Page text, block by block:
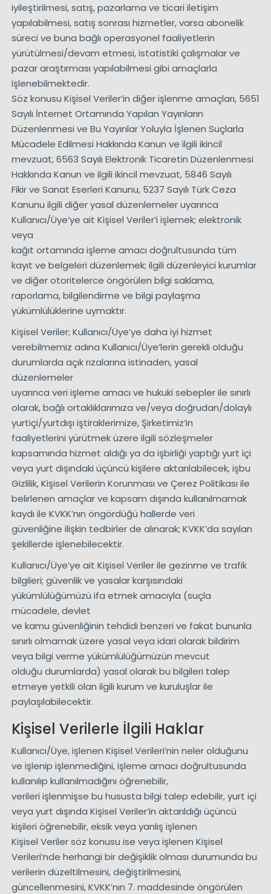
iyileştirilmesi, satış, pazarlama ve ticari iletişim
yapılabilmesi, satış sonrası hizmetler, varsa abonelik
süreci ve buna bağlı operasyonel faaliyetlerin
yürütülmesi/devam etmesi, istatistiki çalışmalar ve
pazar araştırması yapılabilmesi gibi amaçlarla
işlenebilmektedir.
Söz konusu Kişisel Veriler’in diğer işlenme amaçları, 5651
Sayılı İnternet Ortamında Yapılan Yayınların
Düzenlenmesi ve Bu Yayınlar Yoluyla İşlenen Suçlarla
Mücadele Edilmesi Hakkında Kanun ve ilgili ikincil
mevzuat, 6563 Sayılı Elektronik Ticaretin Düzenlenmesi
Hakkında Kanun ve ilgili ikincil mevzuat, 5846 Sayılı
Fikir ve Sanat Eserleri Kanunu, 5237 Sayılı Türk Ceza
Kanunu ilgili diğer yasal düzenlemeler uyarınca
Kullanıcı/Üye’ye ait Kişisel Veriler’i işlemek; elektronik
veya
kağıt ortamında işleme amacı doğrultusunda tüm
kayıt ve belgeleri düzenlemek; ilgili düzenleyici kurumlar
ve diğer otoritelerce öngörülen bilgi saklama,
raporlama, bilgilendirme ve bilgi paylaşma
yükümlülüklerine uymaktır.
Kişisel Veriler; Kullanıcı/Üye’ye daha iyi hizmet
verebilmemiz adına Kullanıcı/Üye’lerin gerekli olduğu
durumlarda açık rızalarına istinaden, yasal
düzenlemeler
uyarınca veri işleme amacı ve hukuki sebepler ile sınırlı
olarak, bağlı ortaklıklarımıza ve/veya doğrudan/dolaylı
yurtiçi/yurtdışı iştiraklerimize, Şirketimiz’in
faaliyetlerini yürütmek üzere ilgili sözleşmeler
kapsamında hizmet aldığı ya da işbirliği yaptığı yurt içi
veya yurt dışındaki üçüncü kişilere aktarılabilecek, işbu
Gizlilik, Kişisel Verilerin Korunması ve Çerez Politikası ile
belirlenen amaçlar ve kapsam dışında kullanılmamak
kaydı ile KVKK’nın öngördüğü hallerde veri
güvenliğine ilişkin tedbirler de alınarak; KVKK’da sayılan
şekillerde işlenebilecektir.
Kullanıcı/Üye’ye ait Kişisel Veriler ile gezinme ve trafik
bilgileri; güvenlik ve yasalar karşısındaki
yükümlülüğümüzü ifa etmek amacıyla (suçla
mücadele, devlet
ve kamu güvenliğinin tehdidi benzeri ve fakat bununla
sınırlı olmamak üzere yasal veya idari olarak bildirim
veya bilgi verme yükümlülüğümüzün mevcut
olduğu durumlarda) yasal olarak bu bilgileri talep
etmeye yetkili olan ilgili kurum ve kuruluşlar ile
paylaşılabilecektir.
Kişisel Verilerle İlgili Haklar
Kullanıcı/Üye, işlenen Kişisel Verileri’nin neler olduğunu
ve işlenip işlenmediğini, işleme amacı doğrultusunda
kullanılıp kullanılmadığını öğrenebilir,
verileri işlenmişse bu hususta bilgi talep edebilir, yurt içi
veya yurt dışında Kişisel Veriler’in aktarıldığı üçüncü
kişileri öğrenebilir, eksik veya yanlış işlenen
Kişisel Veriler söz konusu ise veya işlenen Kişisel
Verileri’nde herhangi bir değişiklik olması durumunda bu
verilerin düzeltilmesini, değiştirilmesini,
güncellenmesini, KVKK’nın 7. maddesinde öngörülen